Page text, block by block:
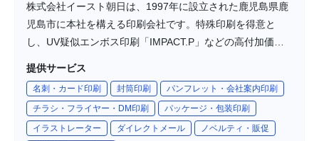
株式会社イースト朝日は、1997年に設立された鹿児島県鹿
児島市に本社を構える印刷会社です。特殊印刷を得意と
し、UV疑似エンボス印刷「IMPACT.P」などの高付加価値
応し、印刷からデジタルまで一貫したサービスを提供して
います。
提供サービス
名刺・カード印刷 封筒印刷
パンフレット・会社案内印刷
チラシ・フライヤー・DM印刷
パッケージ・包装印刷
イラストレーター
ダイレクトメール
ノベルティ・販促